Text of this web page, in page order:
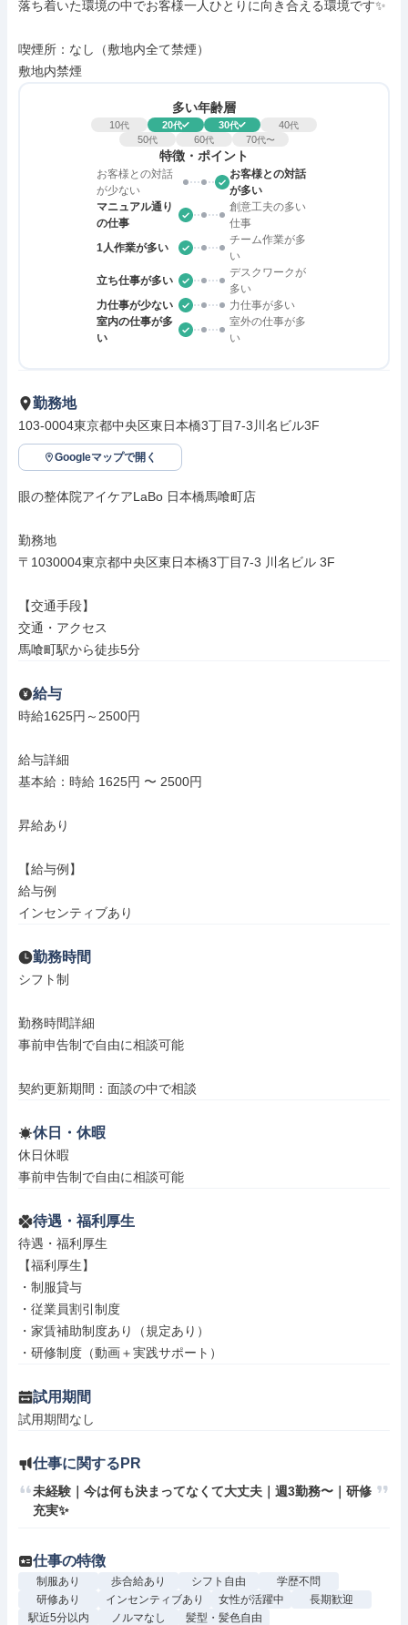
落ち着いた環境の中でお客様一人ひとりに向き合える環境です✨
喫煙所：なし（敷地内全て禁煙）
敷地内禁煙
多い年齢層
10代 20代 30代 40代
50代 60代 70代〜
特徴・ポイント
お客様との対話
が少ない
お客様との対話
が多い
マニュアル通り
の仕事
創意工夫の多い
仕事
1人作業が多い
チーム作業が多
い
立ち仕事が多い
デスクワークが
多い
力仕事が少ない
力仕事が多い
室内の仕事が多
い
室外の仕事が多
い
勤務地
103-0004東京都中央区東日本橋3丁目7-3川名ビル3F
Googleマップで開く
眼の整体院アイケアLaBo 日本橋馬喰町店
勤務地
〒1030004東京都中央区東日本橋3丁目7-3 川名ビル 3F
【交通手段】
交通・アクセス
馬喰町駅から徒歩5分
給与
時給1625円～2500円
給与詳細
基本給：時給 1625円 〜 2500円
昇給あり
【給与例】
給与例
インセンティブあり
勤務時間
シフト制
勤務時間詳細
事前申告制で自由に相談可能
契約更新期間：面談の中で相談
休日・休暇
休日休暇
事前申告制で自由に相談可能
待遇・福利厚生
待遇・福利厚生
【福利厚生】
・制服貸与
・従業員割引制度
・家賃補助制度あり（規定あり）
・研修制度（動画＋実践サポート）
試用期間
試用期間なし
仕事に関するPR
未経験｜今は何も決まってなくて大丈夫｜週3勤務〜｜研修
充実✨
仕事の特徴
制服あり 歩合給あり シフト自由
学歴不問
研修あり
インセンティブあり 女性が活躍中
長期歓迎
駅近5分以内
ノルマなし 髪型・髪色自由